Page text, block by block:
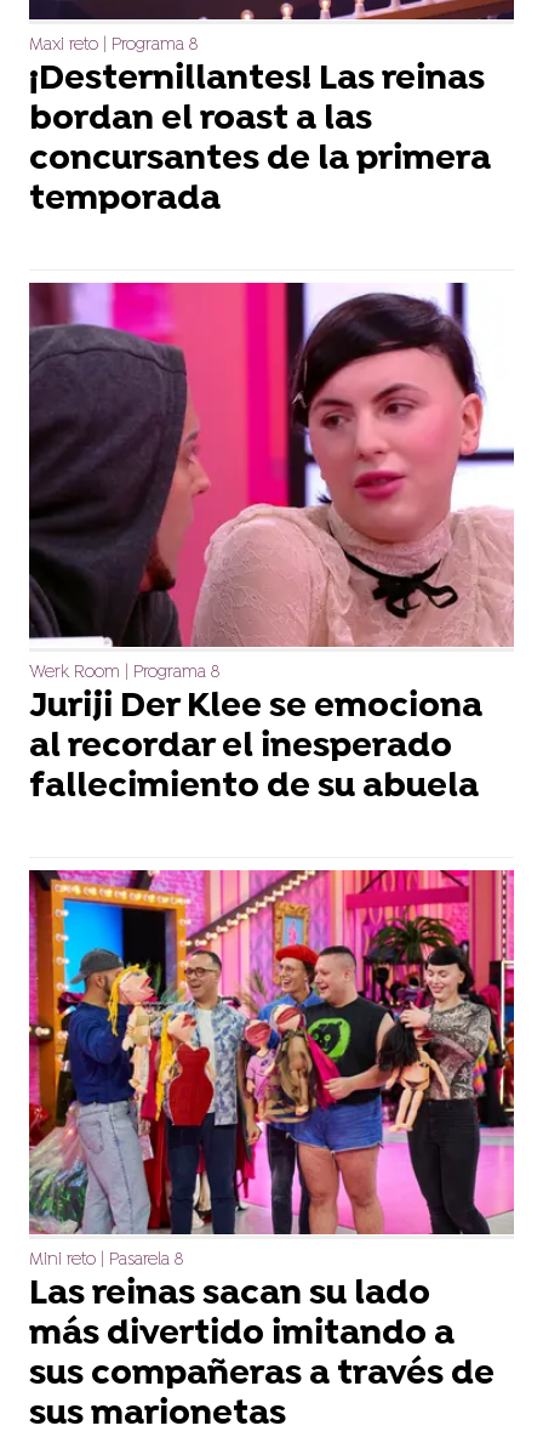
Maxi reto | Programa 8
¡Desternillantes! Las reinas
bordan el roast a las
concursantes de la primera
temporada
Werk Room | Programa 8
Juriji Der Klee se emociona
al recordar el inesperado
fallecimiento de su abuela
Mini reto | Pasarela 8
Las reinas sacan su lado
más divertido imitando a
sus compañeras a través de
sus marionetas